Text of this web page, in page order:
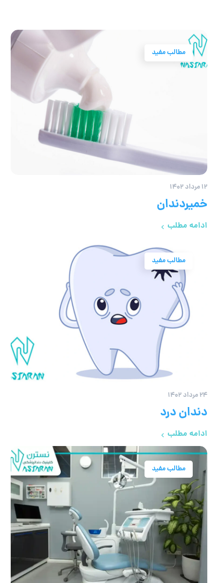
مطالب مفید
۱۲ مرداد ۱۴۰۲
خمیردندان
ادامه مطلب
مطالب مفید
۲۴ مرداد ۱۴۰۲
دندان درد
ادامه مطلب
مطالب مفید